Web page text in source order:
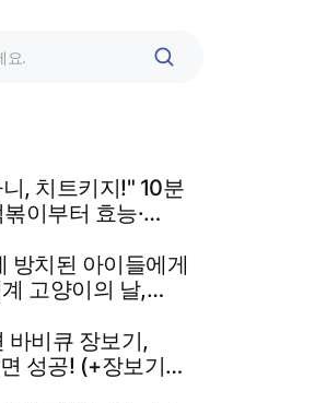
검
, 치트키지!" 10분
이부터 효능·
방치된 아이들에게
고양이의 날,
호소
바비큐 장보기,
성공! (+장보기